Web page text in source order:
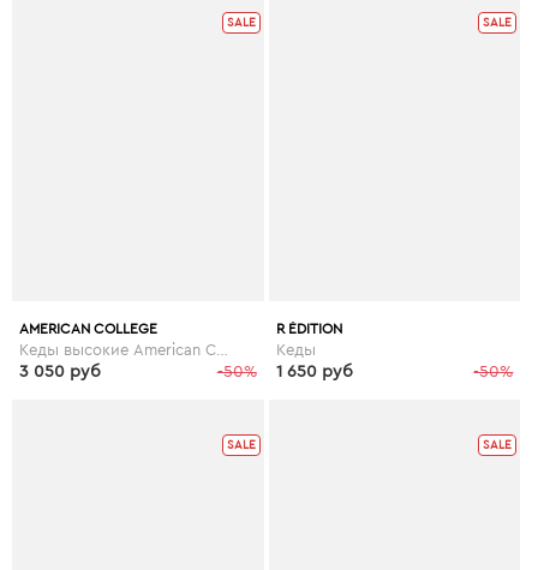
SALE
AMERICAN COLLEGE
-50%
3 050 руб
SALE
R ÉDITION
Кеды
-50%
1 650 руб
SALE SALE